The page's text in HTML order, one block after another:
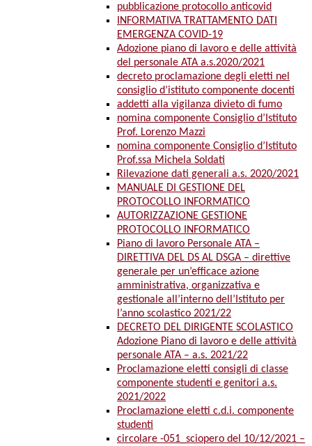
pubblicazione protocollo anticovid
INFORMATIVA TRATTAMENTO DATI
EMERGENZA COVID-19
Adozione piano di lavoro e delle attività
del personale ATA a.s.2020/2021
decreto proclamazione degli eletti nel
consiglio d’istituto componente docenti
addetti alla vigilanza divieto di fumo
nomina componente Consiglio d’Istituto
Prof. Lorenzo Mazzi
nomina componente Consiglio d’Istituto
Prof.ssa Michela Soldati
Rilevazione dati generali a.s. 2020/2021
MANUALE DI GESTIONE DEL
PROTOCOLLO INFORMATICO
AUTORIZZAZIONE GESTIONE
PROTOCOLLO INFORMATICO
Piano di lavoro Personale ATA –
DIRETTIVA DEL DS AL DSGA – direttive
generale per un’efficace azione
amministrativa, organizzativa e
gestionale all’interno dell’Istituto per
l’anno scolastico 2021/22
DECRETO DEL DIRIGENTE SCOLASTICO
Adozione Piano di lavoro e delle attività
personale ATA – a.s. 2021/22
Proclamazione eletti consigli di classe
componente studenti e genitori a.s.
2021/2022
Proclamazione eletti c.d.i. componente
studenti
circolare -051_sciopero del 10/12/2021 –